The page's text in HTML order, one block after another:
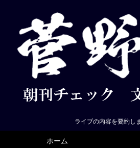
ライブの内容を要約し
ホーム